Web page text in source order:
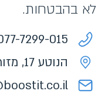
לא בהבטחות.
7299-015
הנוטע 17, מזור